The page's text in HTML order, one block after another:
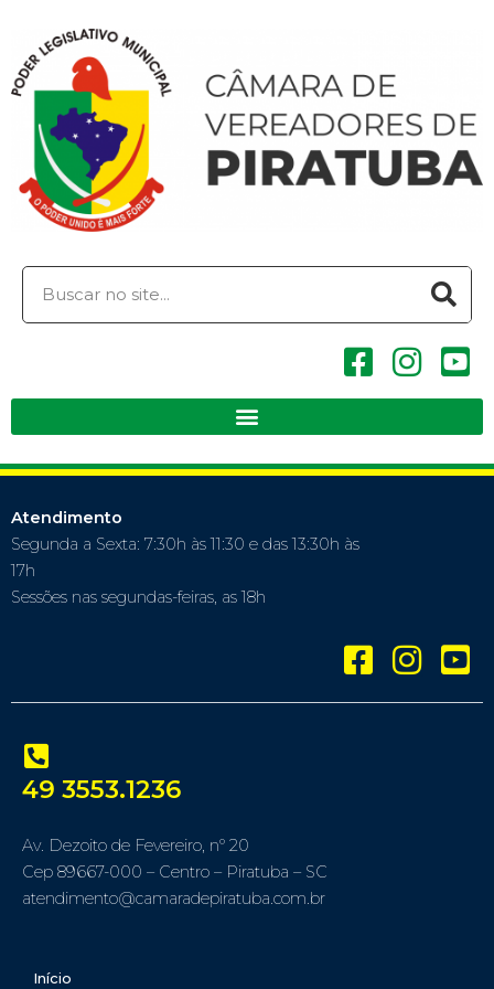
Atendimento
Segunda a Sexta: 7:30h às 11:30 e das 13:30h às
17h
Sessões nas segundas-feiras, as 18h
49 3553.1236
Av. Dezoito de Fevereiro, nº 20
Cep 89667-000 – Centro – Piratuba – SC
atendimento@camaradepiratuba.com.br
Início